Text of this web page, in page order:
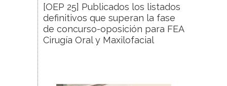
[OEP 25] Publicados los listados
definitivos que superan la fase
de concurso-oposición para FEA
Cirugía Oral y Maxilofacial